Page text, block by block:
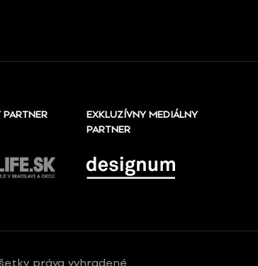
EXKLUZÍVNY MEDIÁLNY
PARTNER
práva vyhradené